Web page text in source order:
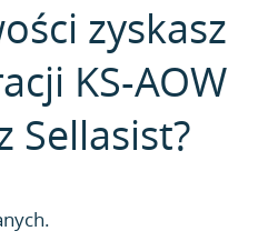
zyskasz
KS-AOW
Sellasist?